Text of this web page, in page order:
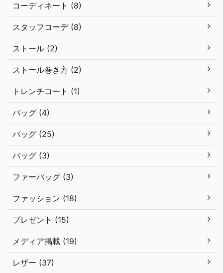
コーディネート (8)
スタッフコーデ (8)
ストール (2)
ストール巻き方 (2)
トレンチコート (1)
バッグ (4)
バッグ (25)
バッグ (3)
ファーバッグ (3)
ファッション (18)
プレゼント (15)
メディア掲載 (19)
レザー (37)